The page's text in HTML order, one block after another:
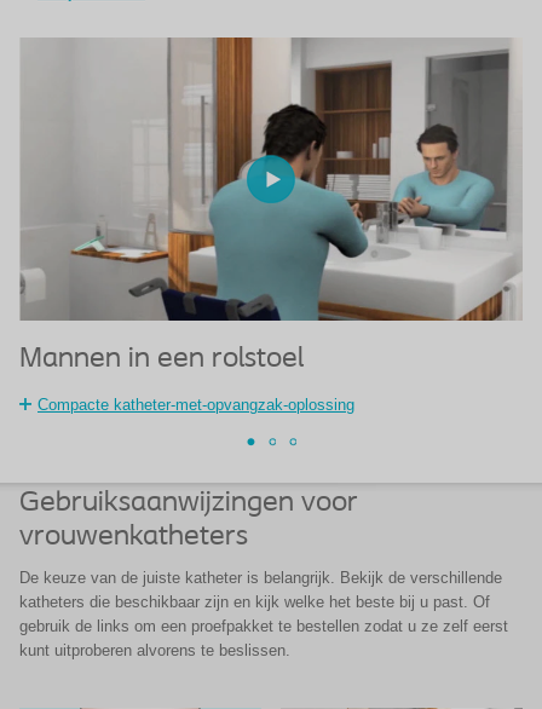
Mannen in een rolstoel
Compacte katheter-met-opvangzak-oplossing
Gebruiksaanwijzingen voor
vrouwenkatheters
De keuze van de juiste katheter is belangrijk. Bekijk de verschillende
katheters die beschikbaar zijn en kijk welke het beste bij u past. Of
gebruik de links om een proefpakket te bestellen zodat u ze zelf eerst
kunt uitproberen alvorens te beslissen.